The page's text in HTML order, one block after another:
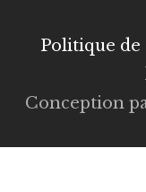
Politique
Conception